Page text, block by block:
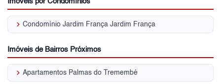
keyboard_arrow_right Condomínio Jardim França Jardim França
Imóveis de Bairros Próximos
keyboard_arrow_right Apartamentos Palmas do Tremembé